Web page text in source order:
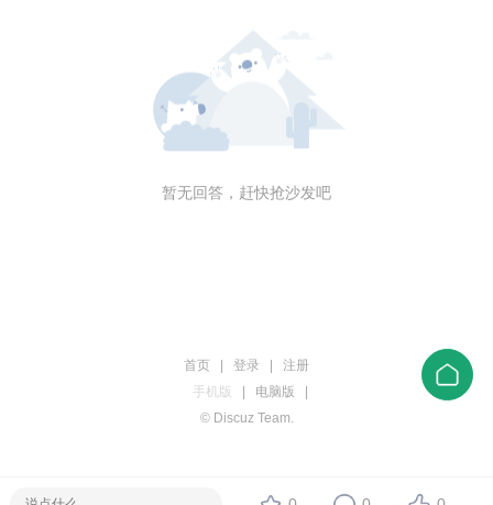
暂无回答，赶快抢沙发吧
首页 登录
注册
手机版
电脑版
© Discuz Team.